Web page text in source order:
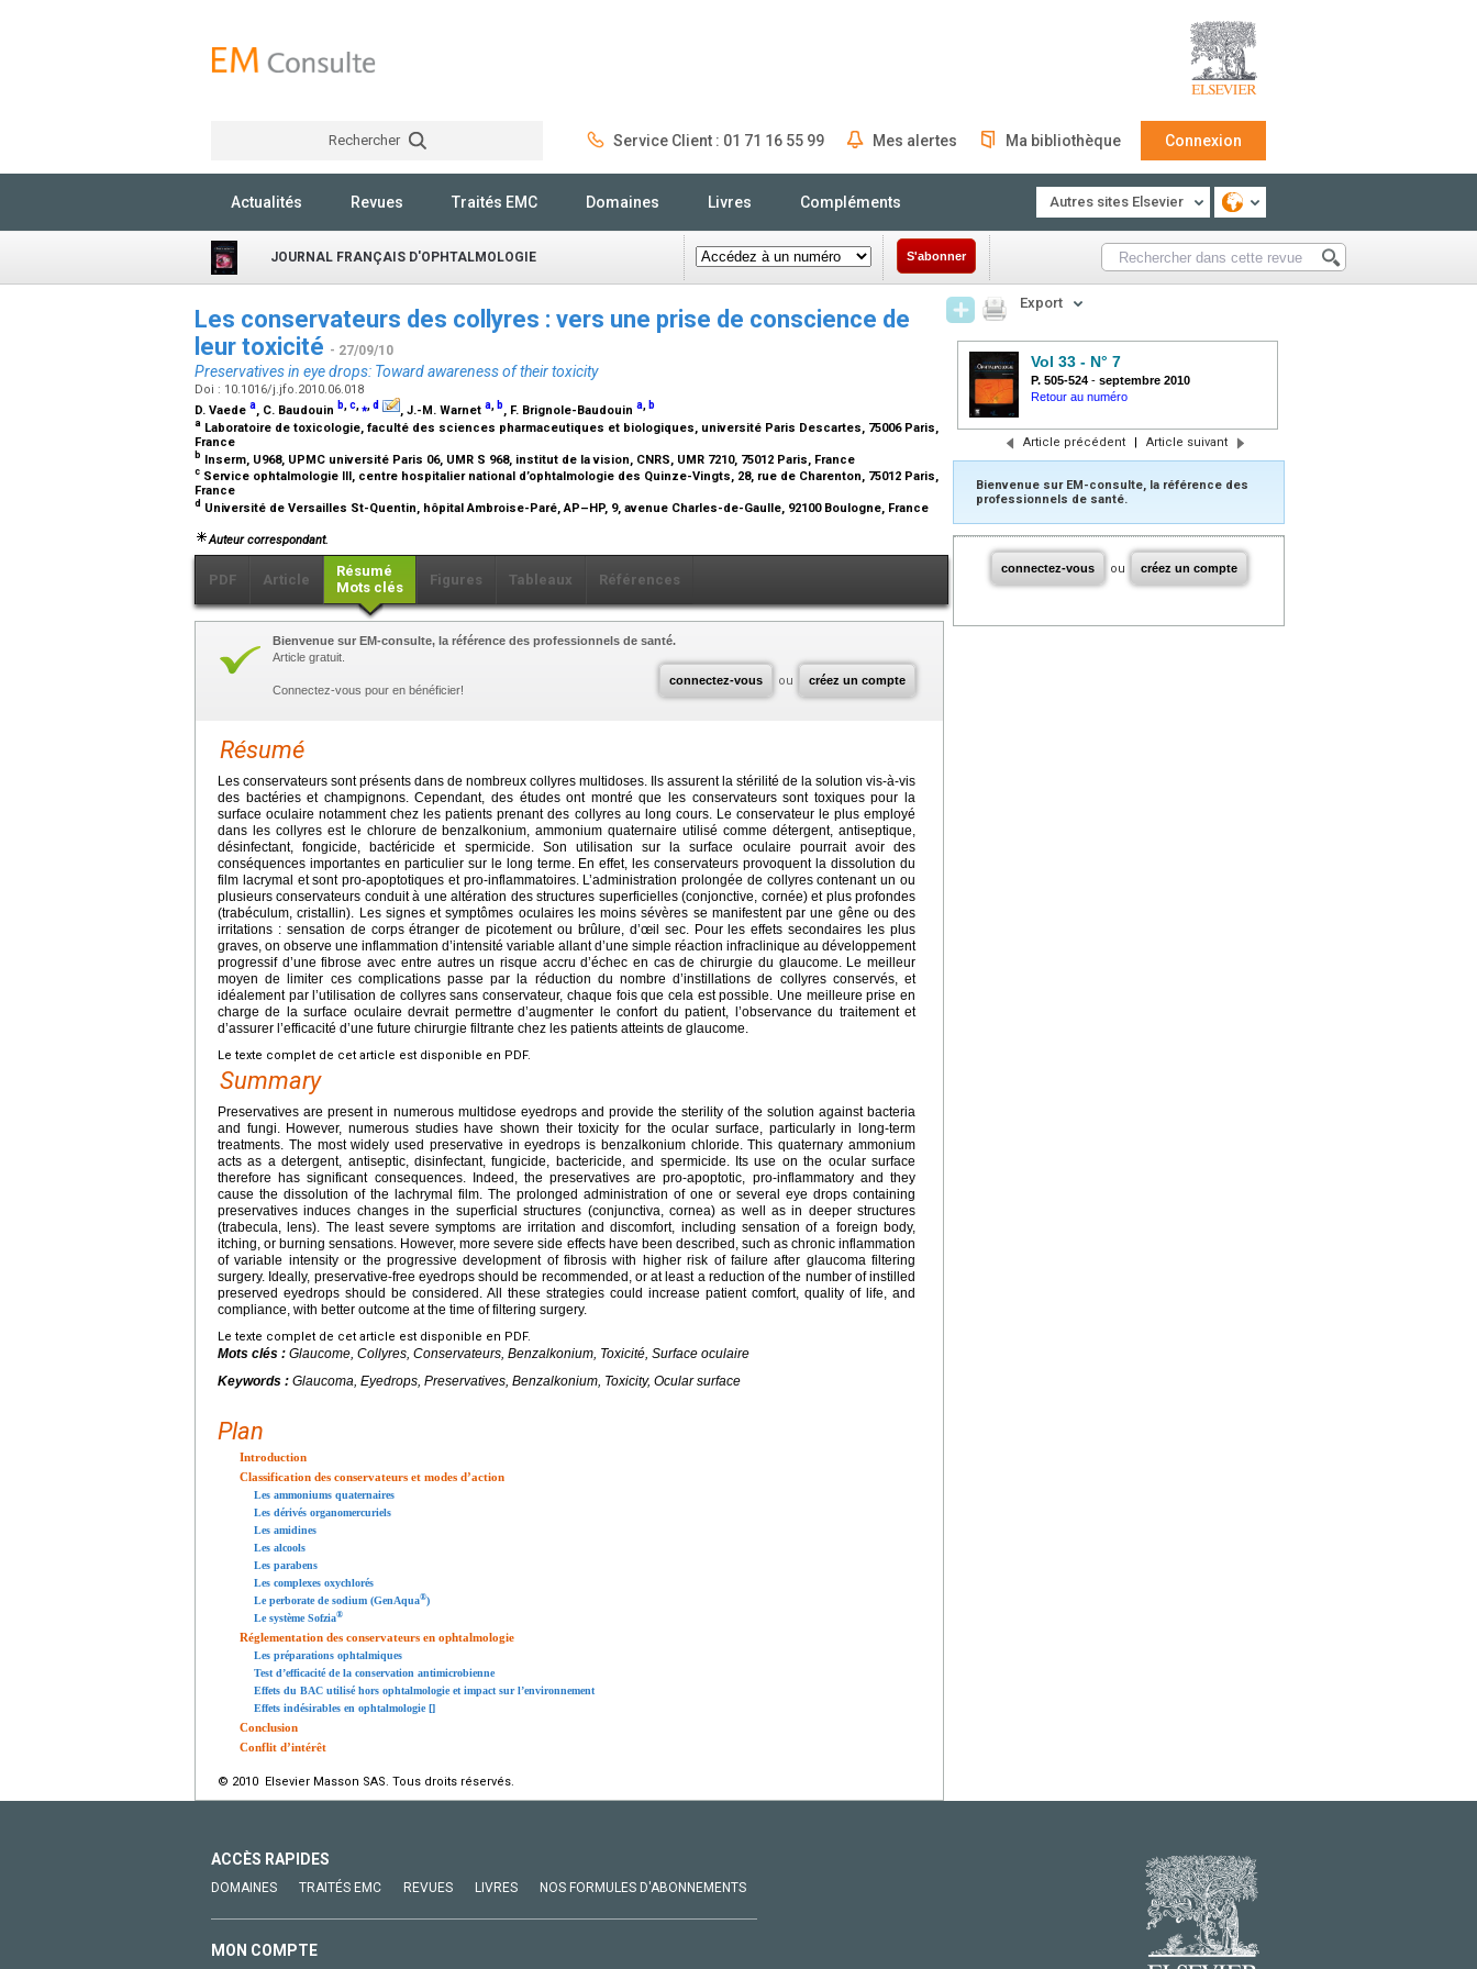
Rechercher Service Client : 01 71 16 55 99 Mes alertes Ma bibliothèque Connexion
Actualités Revues Traités EMC Domaines Livres Compléments Autres sites Elsevier
JOURNAL FRANÇAIS D'OPHTALMOLOGIE S'abonner
Les conservateurs des collyres : vers une prise de conscience de
leur toxicité - 27/09/10
Preservatives in eye drops: Toward awareness of their toxicity
Doi : 10.1016/j.jfo.2010.06.018
D. Vaede a, C. Baudouin b,c,⁎,d , J.-M. Warnet a, b, F. Brignole-Baudouin a, b
a Laboratoire de toxicologie, faculté des sciences pharmaceutiques et biologiques, université Paris Descartes, 75006 Paris,
France
b Inserm, U968, UPMC université Paris 06, UMR S 968, institut de la vision, CNRS, UMR 7210, 75012 Paris, France
c Service ophtalmologie III, centre hospitalier national d’ophtalmologie des Quinze-Vingts, 28, rue de Charenton, 75012 Paris,
France
d Université de Versailles St-Quentin, hôpital Ambroise-Paré, AP–HP, 9, avenue Charles-de-Gaulle, 92100 Boulogne, France
Auteur correspondant.
PDF Article
Résumé
Mots clés
Figures Tableaux Références
connectez-vous ou créez un compte
Bienvenue sur EM-consulte, la référence des professionnels de santé.
Article gratuit.
Connectez-vous pour en bénéficier!
Résumé
Les conservateurs sont présents dans de nombreux collyres multidoses. Ils assurent la stérilité de la solution vis-à-vis
des bactéries et champignons. Cependant, des études ont montré que les conservateurs sont toxiques pour la
surface oculaire notamment chez les patients prenant des collyres au long cours. Le conservateur le plus employé
dans les collyres est le chlorure de benzalkonium, ammonium quaternaire utilisé comme détergent, antiseptique,
désinfectant, fongicide, bactéricide et spermicide. Son utilisation sur la surface oculaire pourrait avoir des
conséquences importantes en particulier sur le long terme. En effet, les conservateurs provoquent la dissolution du
film lacrymal et sont pro-apoptotiques et pro-inflammatoires. L’administration prolongée de collyres contenant un ou
plusieurs conservateurs conduit à une altération des structures superficielles (conjonctive, cornée) et plus profondes
(trabéculum, cristallin). Les signes et symptômes oculaires les moins sévères se manifestent par une gêne ou des
irritations : sensation de corps étranger de picotement ou brûlure, d’œil sec. Pour les effets secondaires les plus
graves, on observe une inflammation d’intensité variable allant d’une simple réaction infraclinique au développement
progressif d’une fibrose avec entre autres un risque accru d’échec en cas de chirurgie du glaucome. Le meilleur
moyen de limiter ces complications passe par la réduction du nombre d’instillations de collyres conservés, et
idéalement par l’utilisation de collyres sans conservateur, chaque fois que cela est possible. Une meilleure prise en
charge de la surface oculaire devrait permettre d’augmenter le confort du patient, l’observance du traitement et
d’assurer l’efficacité d’une future chirurgie filtrante chez les patients atteints de glaucome.
Le texte complet de cet article est disponible en PDF.
Summary
Preservatives are present in numerous multidose eyedrops and provide the sterility of the solution against bacteria
and fungi. However, numerous studies have shown their toxicity for the ocular surface, particularly in long-term
treatments. The most widely used preservative in eyedrops is benzalkonium chloride. This quaternary ammonium
acts as a detergent, antiseptic, disinfectant, fungicide, bactericide, and spermicide. Its use on the ocular surface
therefore has significant consequences. Indeed, the preservatives are pro-apoptotic, pro-inflammatory and they
cause the dissolution of the lachrymal film. The prolonged administration of one or several eye drops containing
preservatives induces changes in the superficial structures (conjunctiva, cornea) as well as in deeper structures
(trabecula, lens). The least severe symptoms are irritation and discomfort, including sensation of a foreign body,
itching, or burning sensations. However, more severe side effects have been described, such as chronic inflammation
of variable intensity or the progressive development of fibrosis with higher risk of failure after glaucoma filtering
surgery. Ideally, preservative-free eyedrops should be recommended, or at least a reduction of the number of instilled
preserved eyedrops should be considered. All these strategies could increase patient comfort, quality of life, and
compliance, with better outcome at the time of filtering surgery.
Le texte complet de cet article est disponible en PDF.
Mots clés : Glaucome, Collyres, Conservateurs, Benzalkonium, Toxicité, Surface oculaire
Keywords : Glaucoma, Eyedrops, Preservatives, Benzalkonium, Toxicity, Ocular surface
Plan
Introduction
Classification des conservateurs et modes d’action
Les ammoniums quaternaires
Les dérivés organomercuriels
Les amidines
Les alcools
Les parabens
Les complexes oxychlorés
Le perborate de sodium (GenAqua®)
Le système Sofzia®
Réglementation des conservateurs en ophtalmologie
Les préparations ophtalmiques
Test d’efficacité de la conservation antimicrobienne
Effets du BAC utilisé hors ophtalmologie et impact sur l’environnement
Effets indésirables en ophtalmologie []
Conclusion
Conflit d’intérêt
© 2010 Elsevier Masson SAS. Tous droits réservés.
Export
Vol 33 - N° 7
P. 505-524 - septembre 2010
Retour au numéro
Article précédent | Article suivant
Bienvenue sur EM-consulte, la référence des
professionnels de santé.
connectez-vous ou créez un compte
ACCÈS RAPIDES
DOMAINES TRAITÉS EMC REVUES LIVRES NOS FORMULES D'ABONNEMENTS
MON COMPTE